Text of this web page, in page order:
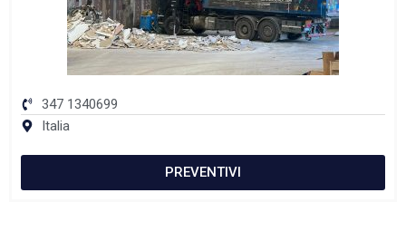
347 1340699
Italia
PREVENTIVI